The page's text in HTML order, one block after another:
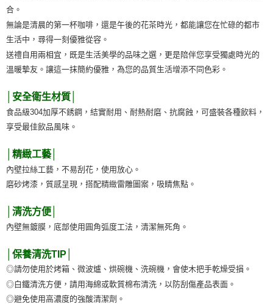
合。
無論是清晨的第一杯咖啡，還是午後的花茶時光，都能讓您在忙碌的都市
生活中，尋得一刻優雅從容。
送禮自用兩相宜，既是生活美學的品味之選，更是陪伴您享受獨處時光的
溫暖摯友。讓這一抹簡約優雅，為您的品質生活增添不同色彩。
│安全衛生材質│
食品級304加厚不銹鋼，結實耐用、耐熱耐磨、抗腐蝕，可盛裝各種飲料，
享受最佳飲品風味。
│精緻工藝│
內壁拉絲工藝，不易刮花，使用放心。
磨砂烤漆，質感呈現，搭配精緻雷雕圖案，吸睛焦點。
│清洗方便│
內壁無鍍膜，底部使用圓角弧度工法，清潔無死角。
│保養清洗TIP│
◎請勿使用於烤箱、微波爐、烘碗機、洗碗機，會使木把手乾燥受損。
◎白鐵清洗方便，請用海綿或軟質棉布清洗，以防刮傷產品表面。
◎避免使用高濃度的強酸清潔劑。